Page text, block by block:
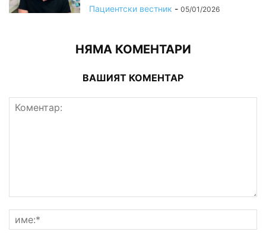
Пациентски вестник - 05/01/2026
НЯМА КОМЕНТАРИ
ВАШИЯТ КОМЕНТАР